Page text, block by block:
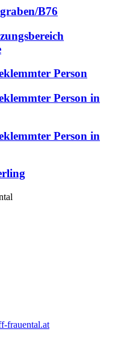
B76
Person
Person in
Person in